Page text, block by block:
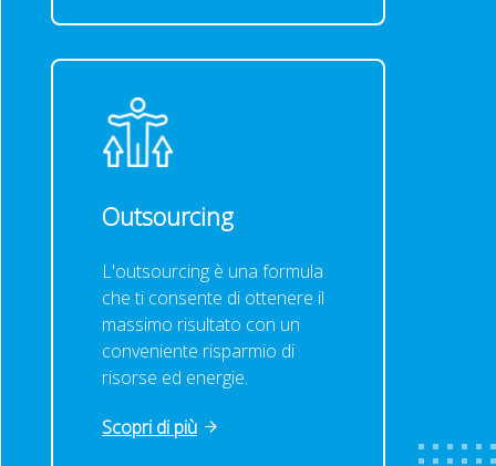
Outsourcing
L'outsourcing è una formula
che ti consente di ottenere il
massimo risultato con un
conveniente risparmio di
risorse ed energie.
Scopri di più